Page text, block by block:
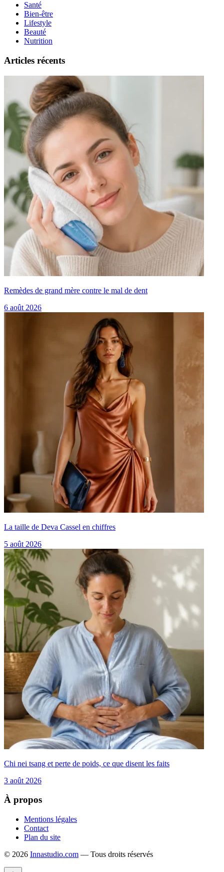
Santé
Bien-être
Lifestyle
Beauté
Nutrition
Articles récents
Remèdes de grand mère contre le mal de dent
6 août 2026
La taille de Deva Cassel en chiffres
5 août 2026
Chi nei tsang et perte de poids, ce que disent les faits
3 août 2026
À propos
Mentions légales
Contact
Plan du site
© 2026 Innastudio.com — Tous droits réservés